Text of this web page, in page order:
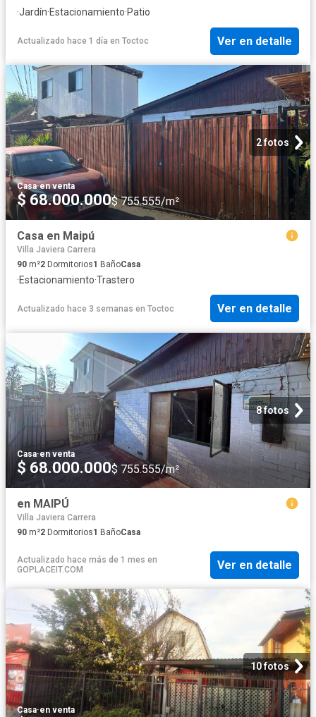
·Jardín·Estacionamiento·Patio
Actualizado hace 1 día en Toctoc Ver en detalle
2 fotos
Casa·en venta
$ 68.000.000$ 755.555/m²
Casa en Maipú
Villa Javiera Carrera
90 m²2 Dormitorios1 BañoCasa
·Estacionamiento·Trastero
Actualizado hace 3 semanas en Toctoc Ver en detalle
8 fotos
Casa·en venta
$ 68.000.000$ 755.555/m²
en MAIPÚ
Villa Javiera Carrera
90 m²2 Dormitorios1 BañoCasa
Actualizado hace más de 1 mes en
GOPLACEIT.COM
Ver en detalle
10 fotos
Casa·en venta